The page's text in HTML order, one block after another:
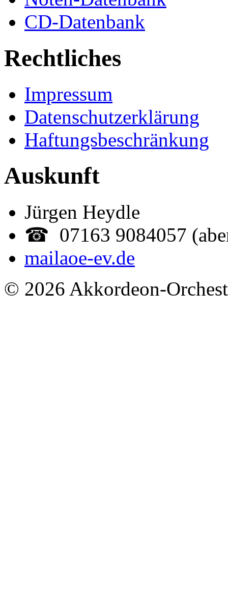
CD-Datenbank
Rechtliches
Impressum
Datenschutzerklärung
Haftungsbeschränkung
Auskunft
Jürgen Heydle
☎ 07163 9084057
mailaoe-ev.de
© 2026 Akkordeon-